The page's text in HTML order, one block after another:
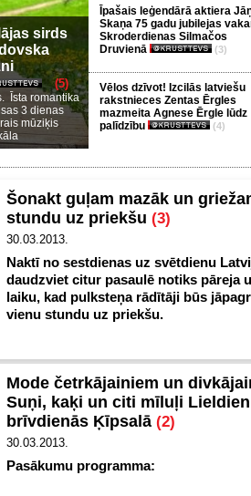
sirds
(5)
Īsta romantika
3 dienas
mūziķis
Īpašais leģendārā aktiera
Skaņa 75 gadu jubilejas
Skroderdienas Silmačos
Druvienā
(3)
Vēlos dzīvot! Izcilās latviešu
rakstnieces Zentas Ērgles
mazmeita Agnese Ērgle lūdz
palīdzību
(4)
Šonakt guļam mazāk un
stundu uz priekšu (3)
30.03.2013.
Naktī no sestdienas uz svētdienu
daudzviet citur pasaulē notiks pāreja
laiku, kad pulksteņa rādītāji būs
vienu stundu uz priekšu.
Mode četrkājainiem un
Suņi, kaķi un citi mīluļi
brīvdienās Ķīpsalā (2)
30.03.2013.
Pasākumu programma: